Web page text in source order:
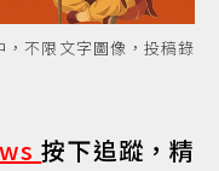
，不限文字圖像，投稿錄
按下追蹤，精